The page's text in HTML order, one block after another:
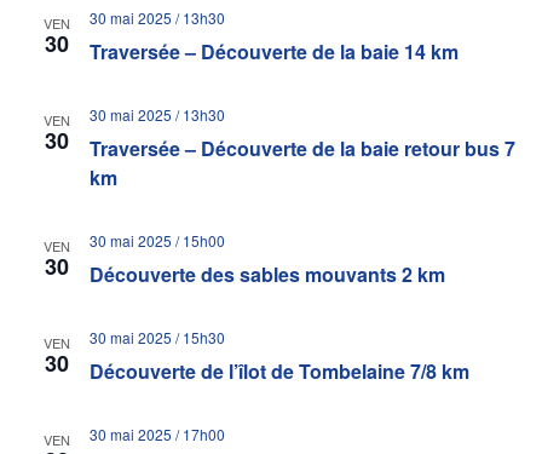
VEN
30 Traversée – Découverte de la baie 14 km
30 mai 2025 / 13h30
VEN
30
Traversée – Découverte de la baie retour bus 7
km
30 mai 2025 / 13h30
VEN
30 Découverte des sables mouvants 2 km
30 mai 2025 / 15h00
VEN
30 Découverte de l’îlot de Tombelaine 7/8 km
30 mai 2025 / 15h30
VEN 30 mai 2025 / 17h00